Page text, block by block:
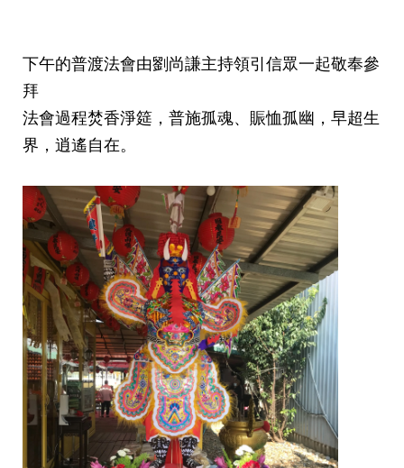
下午的普渡法會由劉尚謙主持領引信眾一起敬奉參
拜
法會過程焚香淨筵，普施孤魂、賑恤孤幽，早超生
界，逍遙自在。